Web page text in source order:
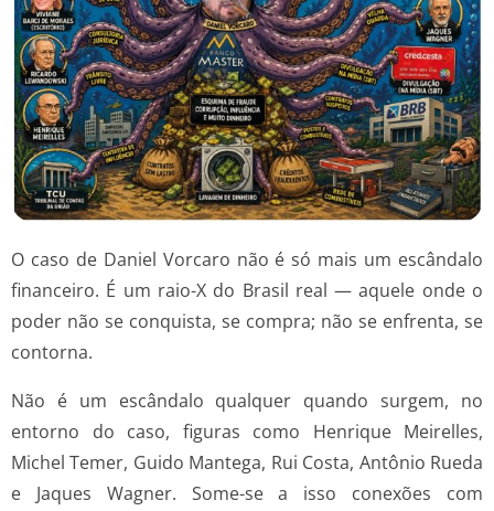
O caso de Daniel Vorcaro não é só mais um escândalo
financeiro. É um raio-X do Brasil real — aquele onde o
poder não se conquista, se compra; não se enfrenta, se
contorna.
Não é um escândalo qualquer quando surgem, no
entorno do caso, figuras como Henrique Meirelles,
Michel Temer, Guido Mantega, Rui Costa, Antônio Rueda
e Jaques Wagner. Some-se a isso conexões com